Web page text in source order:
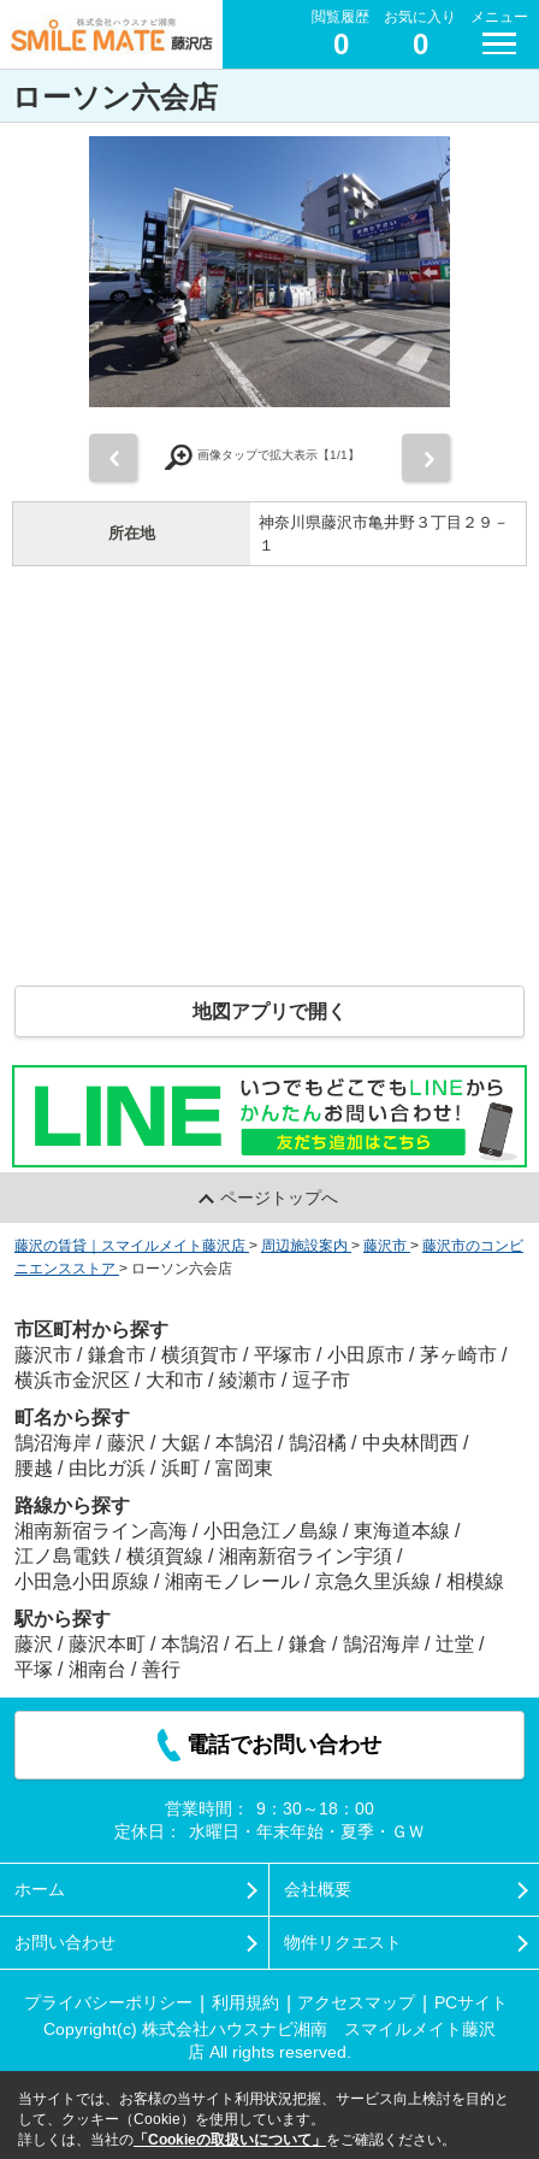
閲覧履歴
0
お気に入り
0
メニュー
ローソン六会店
画像タップで拡大表示【1/1】
所在地
神奈川県藤沢市亀井野３丁目２９－
１
地図アプリで開く
ページトップへ
藤沢の賃貸｜スマイルメイト藤沢店 > 周辺施設案内 > 藤沢市 > 藤沢市のコンビ
ニエンスストア > ローソン六会店
市区町村から探す
藤沢市 / 鎌倉市 / 横須賀市 / 平塚市 / 小田原市 / 茅ヶ崎市 /
横浜市金沢区 / 大和市 / 綾瀬市 / 逗子市
町名から探す
鵠沼海岸 / 藤沢 / 大鋸 / 本鵠沼 / 鵠沼橘 / 中央林間西 /
腰越 / 由比ガ浜 / 浜町 / 富岡東
路線から探す
湘南新宿ライン高海 / 小田急江ノ島線 / 東海道本線 /
江ノ島電鉄 / 横須賀線 / 湘南新宿ライン宇須 /
小田急小田原線 / 湘南モノレール / 京急久里浜線 / 相模線
駅から探す
藤沢 / 藤沢本町 / 本鵠沼 / 石上 / 鎌倉 / 鵠沼海岸 / 辻堂 /
平塚 / 湘南台 / 善行
電話でお問い合わせ
営業時間：
9：30～18：00
定休日：
水曜日・年末年始・夏季・ＧＷ
ホーム 会社概要
お問い合わせ 物件リクエスト
プライバシーポリシー 利用規約 アクセスマップ
PCサイト
Copyright(c) 株式会社ハウスナビ湘南 スマイルメイト藤沢
店 All rights reserved.
当サイトでは、お客様の当サイト利用状況把握、サービス向上検討を目的と
して、クッキー（Cookie）を使用しています。
詳しくは、当社の 「Cookieの取扱いについて」 をご確認ください。